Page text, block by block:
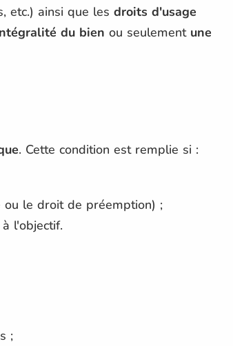
etc.) ainsi que les droits d'usage
du bien ou seulementune
. Cette condition est remplie si :
ou le droit de préemption) ;
l'objectif.
;